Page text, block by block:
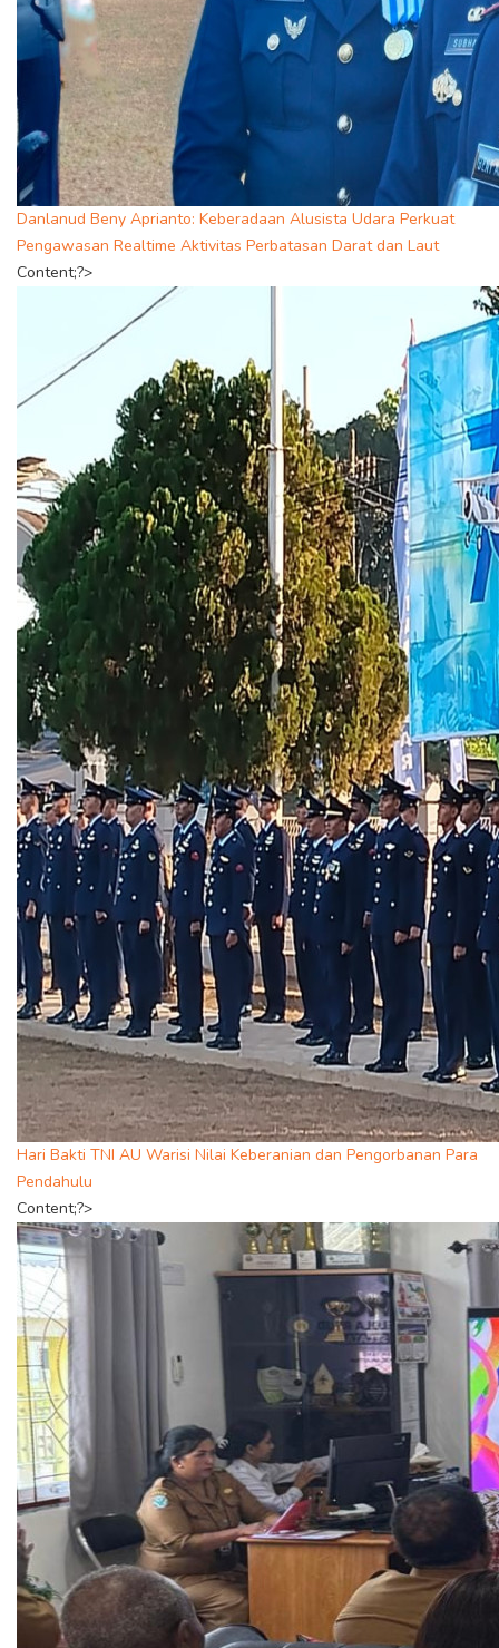
Danlanud Beny Aprianto: Keberadaan Alusista Udara Perkuat
Pengawasan Realtime Aktivitas Perbatasan Darat dan Laut
Content;?>
Hari Bakti TNI AU Warisi Nilai Keberanian dan Pengorbanan Para
Pendahulu
Content;?>